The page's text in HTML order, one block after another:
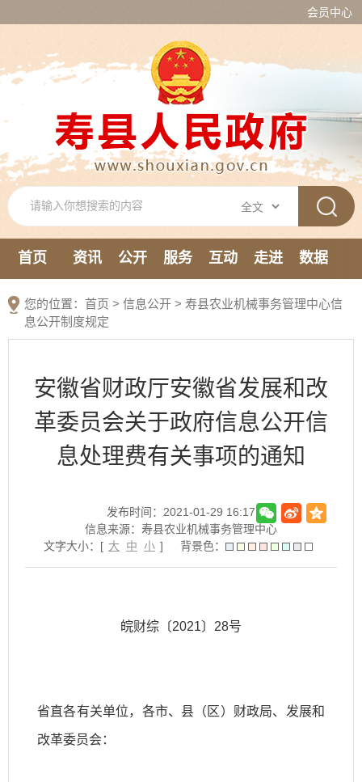
会员中心
首页 资讯 公开 服务 互动 走进
数据
您的位置： 首页 > 信息公开 > 寿县农业机械事务管理中心信
息公开制度规定
安徽省财政厅安徽省发展和改
革委员会关于政府信息公开信
息处理费有关事项的通知
发布时间：2021-01-29 16:17
信息来源：寿县农业机械事务管理中心
文字大小：[ 大 中 小 ] 背景色：
皖财综〔2021〕28号
省直各有关单位，各市、县（区）财政局、发展和
改革委员会：